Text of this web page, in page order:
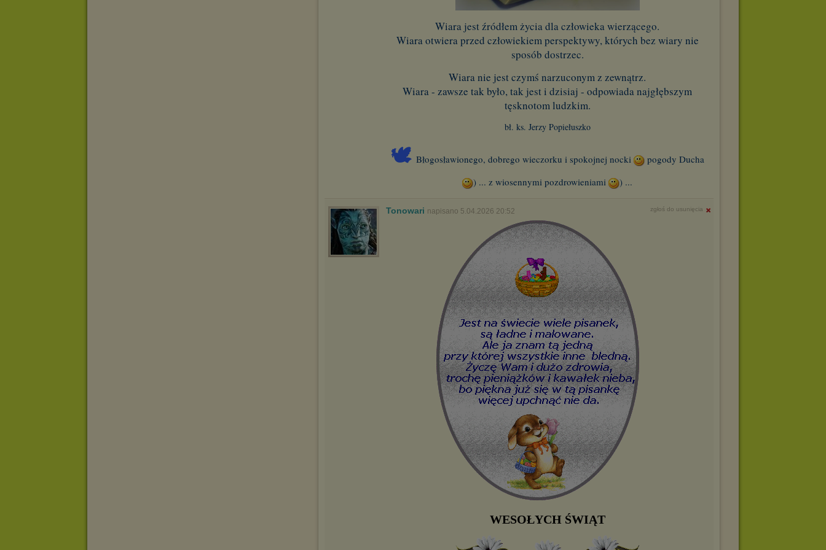
Wiara jest źródłem życia dla człowieka wierzącego.
Wiara otwiera przed człowiekiem perspektywy, których bez wiary nie
sposób dostrzec.
Wiara nie jest czymś narzuconym z zewnątrz.
Wiara - zawsze tak było, tak jest i dzisiaj - odpowiada najgłębszym
tęsknotom ludzkim.
bł. ks. Jerzy Popiełuszko
🕊 Błogosławionego, dobrego wieczorku i spokojnej nocki
pogody Ducha
) ... z wiosennymi pozdrowieniami
) ...
Tonowari napisano 5.04.2026 20:52 zgłoś do usunięcia
WESOŁYCH ŚWIĄT